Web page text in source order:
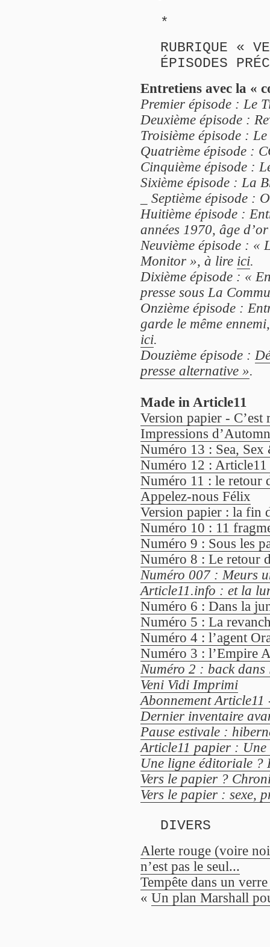
*
RUBRIQUE «
ÉPISODES
Entretiens avec la «
Premier épisode : Le
Deuxième épisode :
Troisième épisode :
Quatrième épisode :
Cinquième épisode :
Sixième épisode : La
Septième épisode :
Huitième épisode :
années 1970, âge
Neuvième épisode :
Monitor », à lire ici.
Dixième épisode : «
presse sous La
Onzième épisode :
garde le même
ici.
Douzième épisode :
presse alternative ».
Made in Article11
Version papier -
Impressions
Numéro 13 : Sea,
Numéro 12 :
Numéro 11 : le retour
Appelez-nous Félix
Version papier : la fin
Numéro 10 : 11
Numéro 9 : Sous les
Numéro 8 : Le retour
Numéro 007 : Meurs
Article11.info : et la
Numéro 6 : Dans la
Numéro 5 : La
Numéro 4 : l’agent
Numéro 3 : l’Empire
Numéro 2 : back dans
Veni Vidi Imprimi
Abonnement
Dernier inventaire
Pause estivale :
Article11 papier : Une
Une ligne éditoriale ?
Vers le papier ?
Vers le papier : sexe,
DIVERS
Alerte rouge (voire
n’est pas le seul...
Tempête dans un
« Un plan Marshall